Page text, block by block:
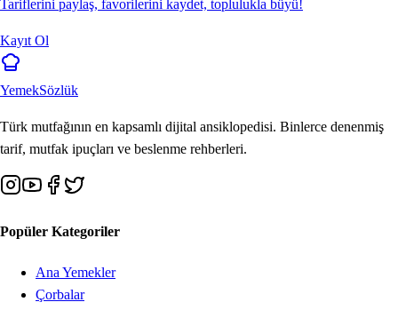
Tariflerini paylaş, favorilerini kaydet, toplulukla büyü!
Kayıt Ol
YemekSözlük
Türk mutfağının en kapsamlı dijital ansiklopedisi. Binlerce denenmiş
tarif, mutfak ipuçları ve beslenme rehberleri.
Popüler Kategoriler
Ana Yemekler
Çorbalar